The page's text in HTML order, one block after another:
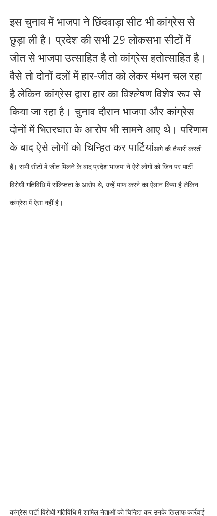
इस चुनाव में भाजपा ने छिंदवाड़ा सीट भी कांग्रेस से
छुड़ा ली है। प्रदेश की सभी 29 लोकसभा सीटों में
जीत से भाजपा उत्साहित है तो कांग्रेस हतोत्साहित है।
वैसे तो दोनों दलों में हार-जीत को लेकर मंथन चल रहा
है लेकिन कांग्रेस द्वारा हार का विश्लेषण विशेष रूप से
किया जा रहा है। चुनाव दौरान भाजपा और कांग्रेस
दोनों में भितरघात के आरोप भी सामने आए थे। परिणाम
के बाद ऐसे लोगों को चिन्हित कर पार्टियांआगे की तैयारी करती
हैं। सभी सीटों में जीत मिलने के बाद प्रदेश भाजपा ने ऐसे लोगों को जिन पर पार्टी
विरोधी गतिविधि में संलिप्तता के आरोप थे, उन्हें माफ करने का ऐलान किया है लेकिन
कांग्रेस में ऐसा नहीं है।
कांग्रेस पार्टी विरोधी गतिविधि में शामिल नेताओं को चिन्हित कर उनके खिलाफ कार्रवाई